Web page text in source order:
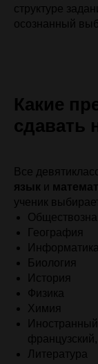
структуре
осознанный
Какие
сдавать
Все
язык и
ученик
География
Информатика
Биология
История
Физика
Химия
Литература